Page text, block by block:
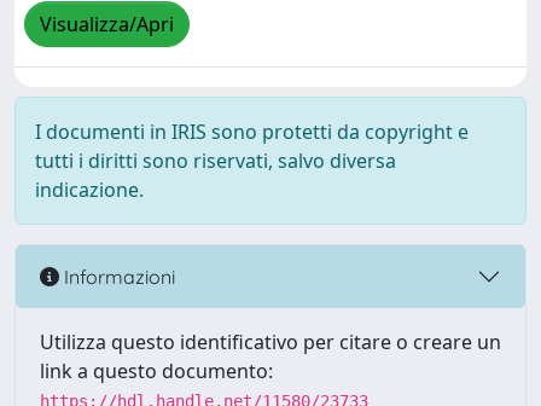
Visualizza/Apri
I documenti in IRIS sono protetti da copyright e
tutti i diritti sono riservati, salvo diversa
indicazione.
Informazioni
Utilizza questo identificativo per citare o creare un
link a questo documento:
https://hdl.handle.net/11580/23733